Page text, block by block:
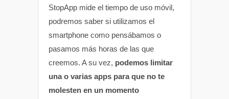
StopApp mide el tiempo de uso móvil,
podremos saber si utilizamos el
smartphone como pensábamos o
pasamos más horas de las que
creemos. A su vez, podemos limitar
una o varias apps para que no te
molesten en un momento